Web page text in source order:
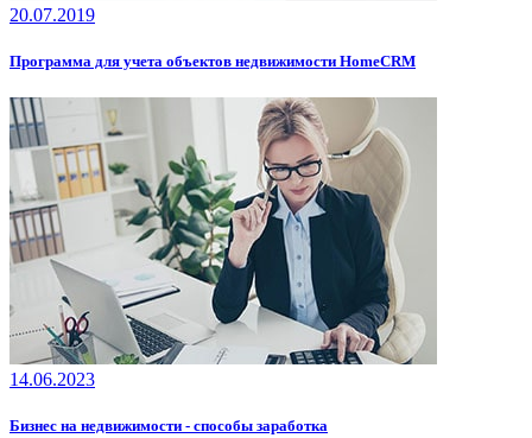
20.07.2019
Программа для учета объектов недвижимости HomeCRM
14.06.2023
Бизнес на недвижимости - способы заработка